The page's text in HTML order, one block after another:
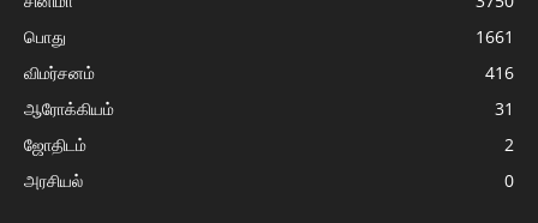
பொது
1661
விமர்சனம்
416
ஆரோக்கியம்
31
ஜோதிடம்
2
அரசியல்
0